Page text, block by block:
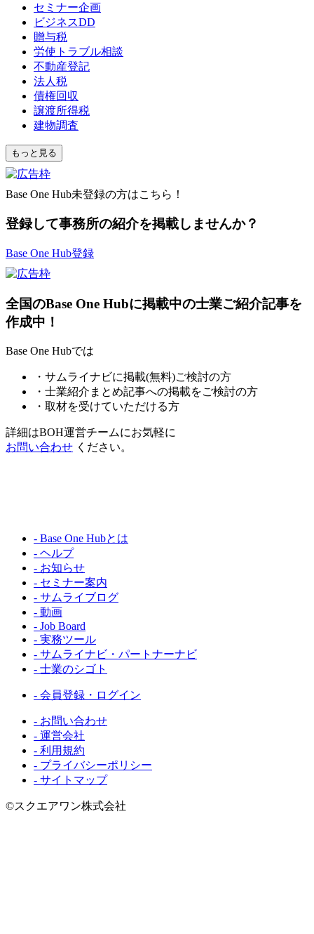
セミナー企画
ビジネスDD
贈与税
労使トラブル相談
不動産登記
法人税
債権回収
譲渡所得税
建物調査
もっと見る
Base One Hub未登録の方はこちら！
登録して事務所の紹介を掲載しませんか？
Base One Hub登録
全国のBase One Hubに掲載中の士業ご紹介記事を
作成中！
Base One Hubでは
・サムライナビに掲載(無料)ご検討の方
・士業紹介まとめ記事への掲載をご検討の方
・取材を受けていただける方
詳細はBOH運営チームにお気軽に
お問い合わせ ください。
- Base One Hubとは
- ヘルプ
- お知らせ
- セミナー案内
- サムライブログ
- 動画
- Job Board
- 実務ツール
- サムライナビ・パートナーナビ
- 士業のシゴト
- 会員登録・ログイン
- お問い合わせ
- 運営会社
- 利用規約
- プライバシーポリシー
- サイトマップ
©スクエアワン株式会社